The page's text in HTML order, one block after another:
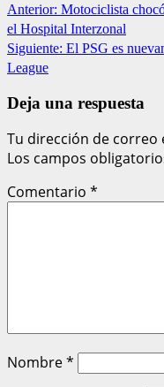
Anterior: Motociclista
el Hospital Interzonal
Siguiente: El PSG es
League
Deja una respuesta
Tu dirección de correo
Los campos
Comentario *
Nombre*